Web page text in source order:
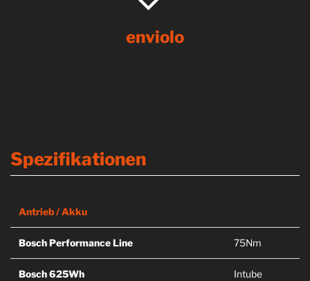
enviolo
Spezifikationen
Antrieb / Akku
Bosch Performance Line 75Nm
Bosch 625Wh Intube